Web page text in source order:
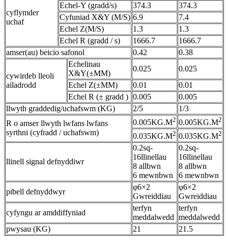
cyflymder
uchaf
Echel-Y (gradd/s)
374.3
374.3
Cyfuniad X&Y (M/S) 6.9
7.4
Echel Z(M/S)
1.3
1.3
Echel R (gradd / s)
1666.7
1666.7
amser(au) beicio safonol
0.42 0.38
cywirdeb lleoli
ailadrodd
Echelinau
X&Y(±MM)
0.025
0.025
Echel Z(±MM)
0.01
0.01
Echel R (± gradd ) 0.005
0.005
llwyth graddedig/uchafswm (KG)
2/5
1/3
R o amser llwyth lwfans lwfans
syrthni (cyfradd / uchafswm)
0.005KG.M2 0.005KG.M2
0.035KG.M2 0.035KG.M2
llinell signal defnyddiwr
0.2sq-
16llinellau
8 allbwn
6 mewnbwn
0.2sq-
16llinellau
8 allbwn
6 mewnbwn
pibell defnyddwyr
φ6×2
Gwreiddiau
φ6×2
Gwreiddiau
cyfyngu ar amddiffyniad
terfyn
meddalwedd
terfyn
meddalwedd
pwysau (KG)
21 21.5